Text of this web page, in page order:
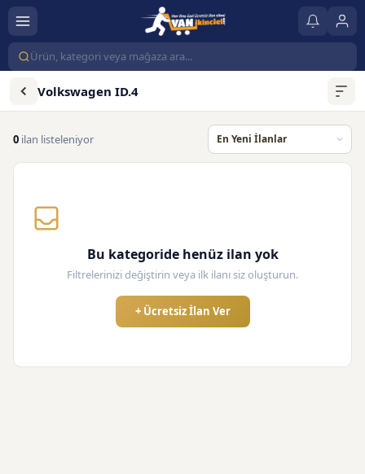
Volkswagen ID.4
0 ilan listeleniyor
Bu kategoride henüz ilan yok
Filtrelerinizi değiştirin veya ilk ilanı siz oluşturun.
+ Ücretsiz İlan Ver